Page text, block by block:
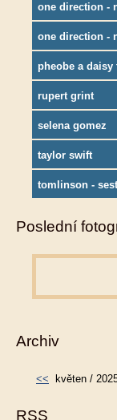
one direction -
one direction -
pheobe a
rupert grint
selena gomez
taylor swift
tomlinson -
Poslední
Archiv
<< květen /
RSS